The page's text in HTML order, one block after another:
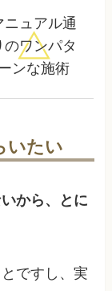
ニュアル通
のワンパタ
ンな施術
いたい
から、とに
ですし、実